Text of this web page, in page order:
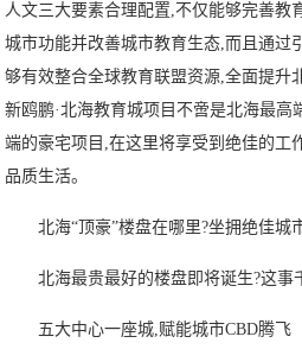
人文三大要素合理配置,不仅能够完善教
城市功能并改善城市教育生态,而且通过
够有效整合全球教育联盟资源,全面提升
新鸥鹏·北海教育城项目不啻是北海最高
端的豪宅项目,在这里将享受到绝佳的工
品质生活。
北海“顶豪”楼盘在哪里?坐拥绝佳城
北海最贵最好的楼盘即将诞生?这事
五大中心一座城,赋能城市CBD腾飞